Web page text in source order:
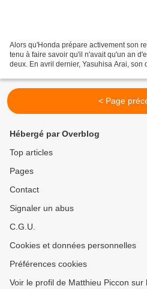
Alors qu'Honda prépare activement son
tenu à faire savoir qu'il n'avait qu'un an
deux. En avril dernier, Yasuhisa Arai,
< Page
Hébergé par Overblog
Top articles
Pages
Contact
Signaler un abus
C.G.U.
Cookies et données personnelles
Préférences cookies
Voir le profil de Matthieu Piccon sur